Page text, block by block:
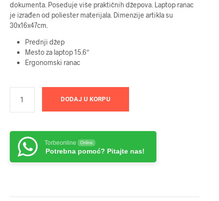
dokumenta. Poseduje više praktičnih džepova. Laptop ranac
je izrađen od poliester materijala. Dimenzije artikla su
30x16x47cm.
Prednji džep
Mesto za laptop 15.6″
Ergonomski ranac
DODAJ U KORPU
Torbeonline Online
Potrebna pomoć? Pitajte nas!